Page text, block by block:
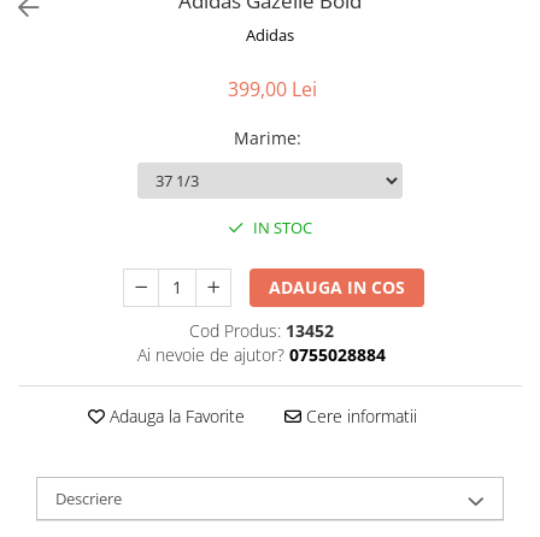
Adidas
399,00 Lei
Marime:
IN STOC
ADAUGA IN COS
Cod Produs: 13452
Ai nevoie de ajutor? 0755028884
Adauga la Favorite Cere informatii
Descriere